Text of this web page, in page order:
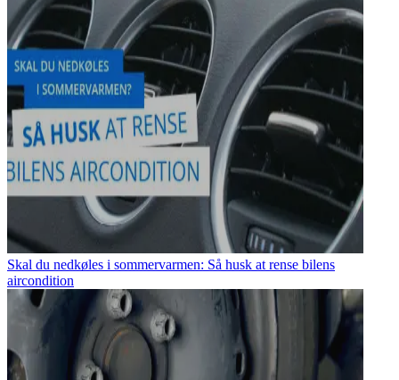
Skal du nedkøles i sommervarmen: Så husk at rense bilens
aircondition